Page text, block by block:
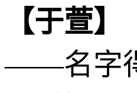
【于萱】
——名字